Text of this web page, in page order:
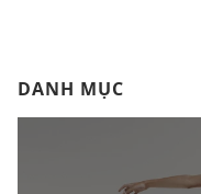
DANH MỤC